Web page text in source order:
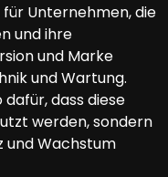
Unternehmen, die
und ihre
und Marke
und Wartung.
dass diese
werden, sondern
und Wachstum